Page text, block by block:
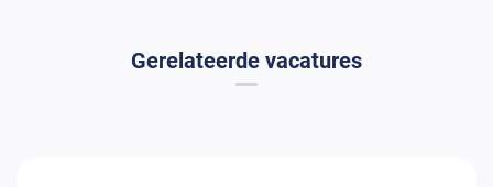
Gerelateerde vacatures